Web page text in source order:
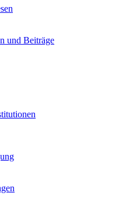
und Beiträge